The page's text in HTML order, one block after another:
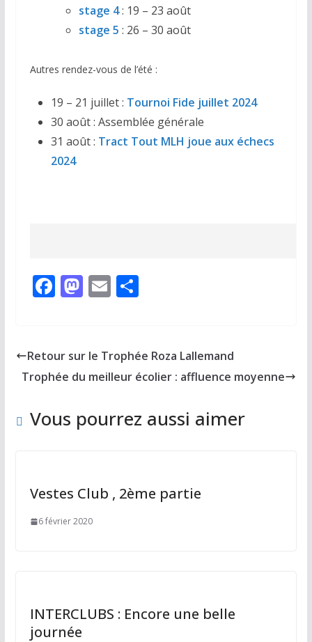
stage 4: 19 – 23 août
stage 5 : 26 – 30 août
Autres rendez-vous de l’été :
19 – 21 juillet : Tournoi Fide juillet 2024
30 août : Assemblée générale
31 août : Tract Tout MLH joue aux échecs
2024
F
b
o
k
M
d
o
E
l
P
g
er
Retour sur le Trophée Roza Lallemand
Trophée du meilleur écolier : affluence moyenne
Vous pourrez aussi aimer
Vestes Club , 2ème partie
6 février 2020
INTERCLUBS : Encore une belle
journée